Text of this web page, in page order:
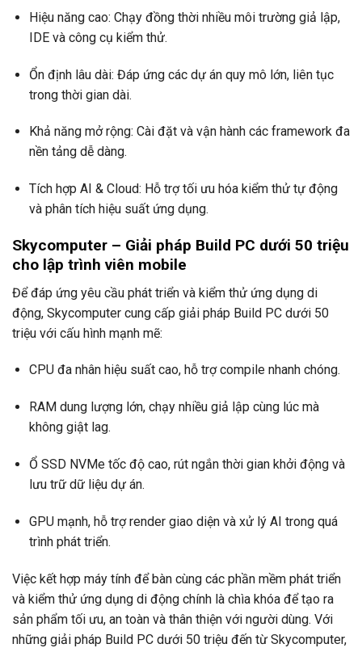
Hiệu năng cao: Chạy đồng thời nhiều môi trường giả lập,
IDE và công cụ kiểm thử.
Ổn định lâu dài: Đáp ứng các dự án quy mô lớn, liên tục
trong thời gian dài.
Khả năng mở rộng: Cài đặt và vận hành các framework đa
nền tảng dễ dàng.
Tích hợp AI & Cloud: Hỗ trợ tối ưu hóa kiểm thử tự động
và phân tích hiệu suất ứng dụng.
Skycomputer – Giải pháp Build PC dưới 50 triệu
cho lập trình viên mobile
Để đáp ứng yêu cầu phát triển và kiểm thử ứng dụng di
động, Skycomputer cung cấp giải pháp Build PC dưới 50
triệu với cấu hình mạnh mẽ:
CPU đa nhân hiệu suất cao, hỗ trợ compile nhanh chóng.
RAM dung lượng lớn, chạy nhiều giả lập cùng lúc mà
không giật lag.
Ổ SSD NVMe tốc độ cao, rút ngắn thời gian khởi động và
lưu trữ dữ liệu dự án.
GPU mạnh, hỗ trợ render giao diện và xử lý AI trong quá
trình phát triển.
Việc kết hợp máy tính để bàn cùng các phần mềm phát triển
và kiểm thử ứng dụng di động chính là chìa khóa để tạo ra
sản phẩm tối ưu, an toàn và thân thiện với người dùng. Với
những giải pháp Build PC dưới 50 triệu đến từ Skycomputer,